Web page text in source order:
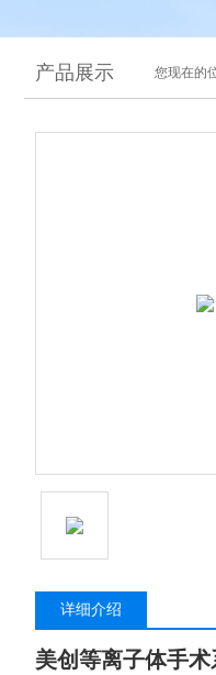
产品展示 您现在的
详细介绍
美创等离子体手术